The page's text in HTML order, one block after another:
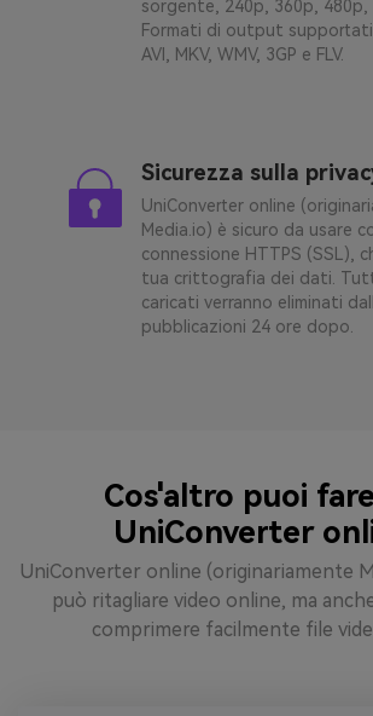
sorgente, 240p, 360p, 480p,
Formati di output supportati
AVI, MKV, WMV, 3GP e FLV.
Sicurezza sulla
UniConverter online
Media.io) è sicuro da usare
connessione HTTPS (SSL),
tua crittografia dei dati.
caricati verranno eliminati
pubblicazioni 24 ore dopo.
Cos'altro puoi
UniConverter
UniConverter online (originariamente
può ritagliare video online, ma
comprimere facilmente file